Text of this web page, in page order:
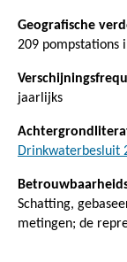
Geografische
209 pompstations
jaarlijks
Drinkwaterbesluit
Schatting,
metingen; de